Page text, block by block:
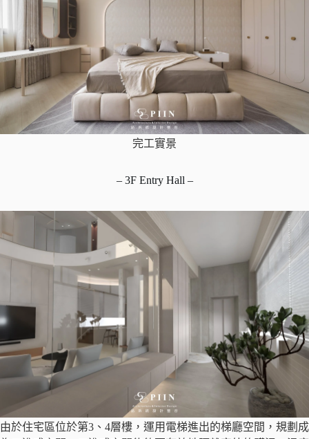
完工實景
– 3F Entry Hall –
由於住宅區位於第3、4層樓，運用電梯進出的梯廳空間，規劃成